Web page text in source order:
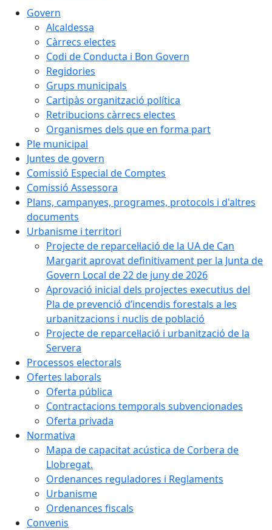
Govern
Alcaldessa
Càrrecs electes
Codi de Conducta i Bon Govern
Regidories
Grups municipals
Cartipàs organització política
Retribucions càrrecs electes
Organismes dels que en forma part
Ple municipal
Juntes de govern
Comissió Especial de Comptes
Comissió Assessora
Plans, campanyes, programes, protocols i d'altres
documents
Urbanisme i territori
Projecte de reparcel·lació de la UA de Can
Margarit aprovat definitivament per la Junta de
Govern Local de 22 de juny de 2026
Aprovació inicial dels projectes executius del
Pla de prevenció d’incendis forestals a les
urbanitzacions i nuclis de població
Projecte de reparcel·lació i urbanització de la
Servera
Processos electorals
Ofertes laborals
Oferta pública
Contractacions temporals subvencionades
Oferta privada
Normativa
Mapa de capacitat acústica de Corbera de
Llobregat.
Ordenances reguladores i Reglaments
Urbanisme
Ordenances fiscals
Convenis